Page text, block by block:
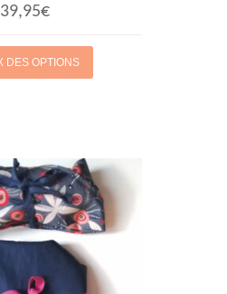
39,95€
DES OPTIONS